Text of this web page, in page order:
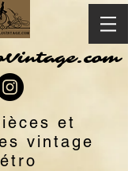
et
vintage